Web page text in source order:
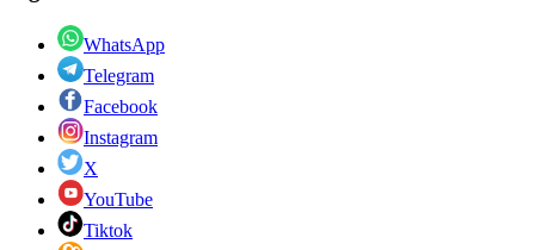
WhatsApp
Telegram
Facebook
Instagram
X
YouTube
Tiktok